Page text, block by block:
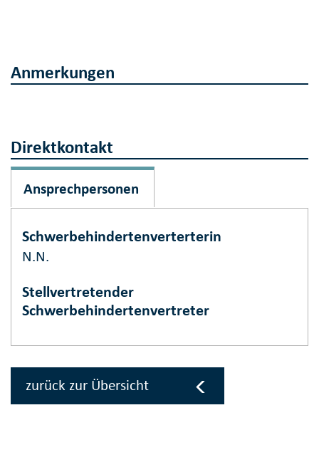
Anmerkungen
Direktkontakt
Ansprechpersonen
Schwerbehindertenverterterin
N.N.
Stellvertretender
Schwerbehindertenvertreter
zurück zur Übersicht